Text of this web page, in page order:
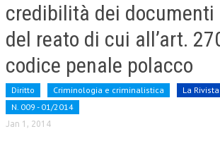
CENTRO STUDI
ORGANIZZAZIONE
OBIETTIVI
credibilità dei documenti
del reato di cui all’art.
codice penale polacco
Diritto Criminologia e criminalistica
La Rivista
N. 009 - 01/2014
Jan 1, 2014